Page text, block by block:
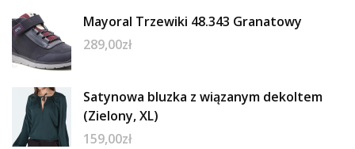
Mayoral Trzewiki 48.343 Granatowy
289,00zł
Satynowa bluzka z wiązanym dekoltem
(Zielony, XL)
159,00zł